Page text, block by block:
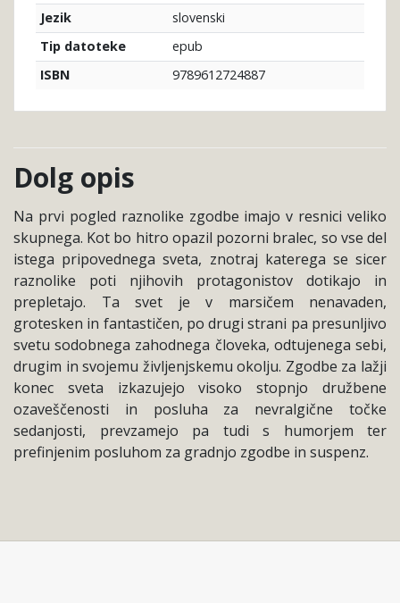
Jezik
slovenski
Tip datoteke
epub
ISBN
9789612724887
Dolg opis
Na prvi pogled raznolike zgodbe imajo v resnici veliko
skupnega. Kot bo hitro opazil pozorni bralec, so vse del
istega pripovednega sveta, znotraj katerega se sicer
raznolike poti njihovih protagonistov dotikajo in
prepletajo. Ta svet je v marsičem nenavaden,
grotesken in fantastičen, po drugi strani pa presunljivo
svetu sodobnega zahodnega človeka, odtujenega sebi,
drugim in svojemu življenjskemu okolju. Zgodbe za lažji
konec sveta izkazujejo visoko stopnjo družbene
ozaveščenosti in posluha za nevralgične točke
sedanjosti, prevzamejo pa tudi s humorjem ter
prefinjenim posluhom za gradnjo zgodbe in suspenz.